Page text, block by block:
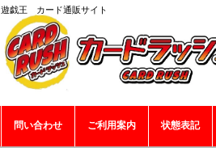
遊戯王 カード通販サイト
問い合わせ ご利用案内 状態表記